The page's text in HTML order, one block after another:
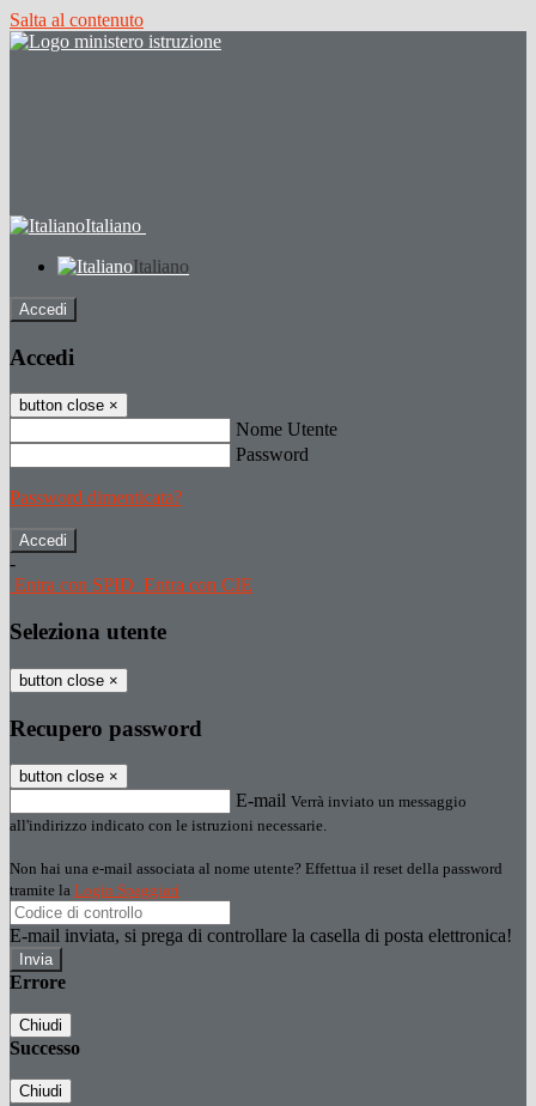
Salta al contenuto
Italiano
Italiano
Accedi
Accedi
button close ×
Nome Utente
Password
Password dimenticata?
-
Entra con SPID Entra con CIE
Seleziona utente
button close ×
Recupero password
button close ×
E-mail Verrà inviato un messaggio
all'indirizzo indicato con le istruzioni necessarie.
Non hai una e-mail associata al nome utente? Effettua il reset della password
tramite la Login Spaggiari
E-mail inviata, si prega di controllare la casella di posta elettronica!
Errore
Chiudi
Successo
Chiudi